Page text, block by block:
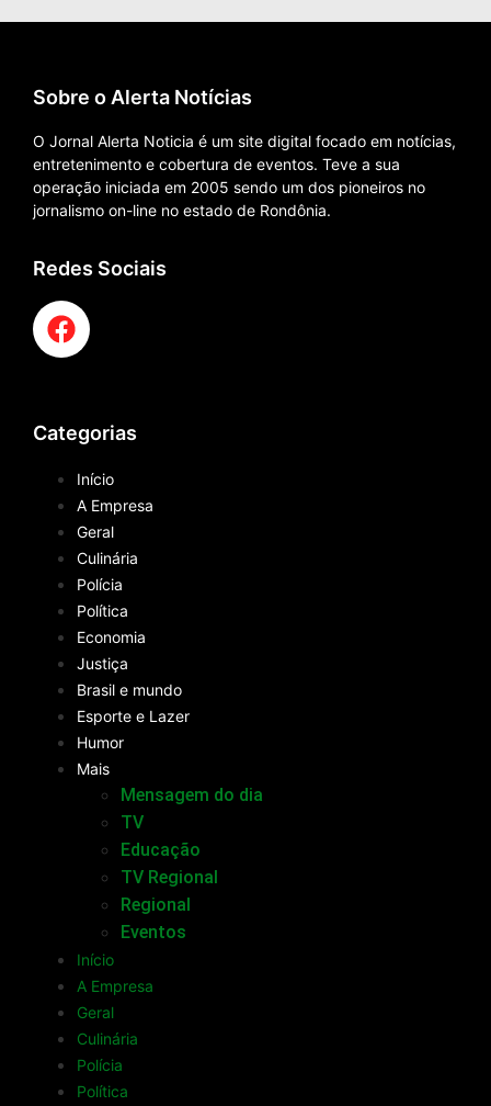
Sobre o Alerta Notícias
O Jornal Alerta Noticia é um site digital focado em notícias,
entretenimento e cobertura de eventos. Teve a sua
operação iniciada em 2005 sendo um dos pioneiros no
jornalismo on-line no estado de Rondônia.
Redes Sociais
Categorias
Início
A Empresa
Geral
Culinária
Polícia
Política
Economia
Justiça
Brasil e mundo
Esporte e Lazer
Humor
Mais
Mensagem do dia
TV
Educação
TV Regional
Regional
Eventos
Início
A Empresa
Geral
Culinária
Polícia
Política